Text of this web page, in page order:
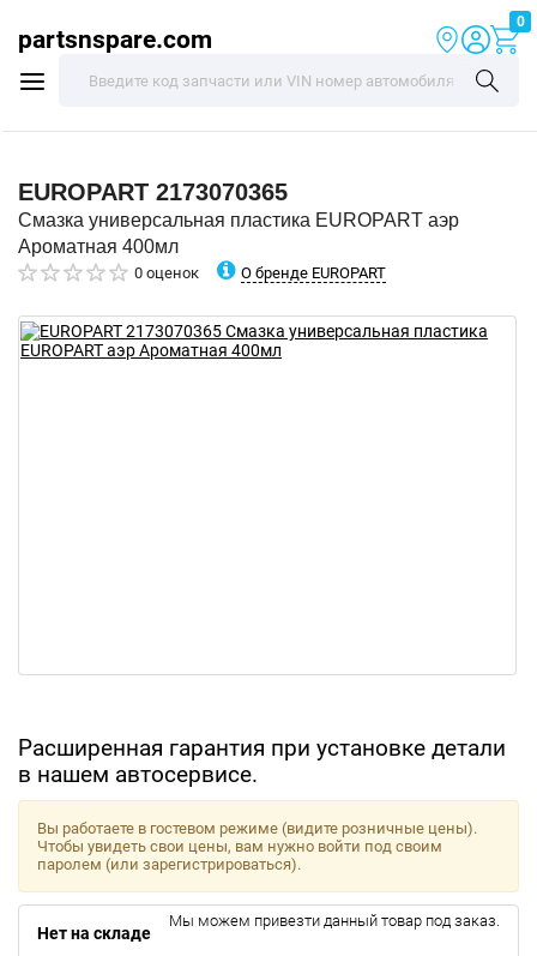
partsnspare.com
0
EUROPART 2173070365
Смазка универсальная пластика EUROPART аэр
Ароматная 400мл
0 оценок О бренде EUROPART
Расширенная гарантия при установке детали
в нашем автосервисе.
Вы работаете в гостевом режиме (видите розничные цены).
Чтобы увидеть свои цены, вам нужно войти под своим
паролем (или зарегистрироваться).
Нет на складе
Мы можем привезти данный товар под заказ.